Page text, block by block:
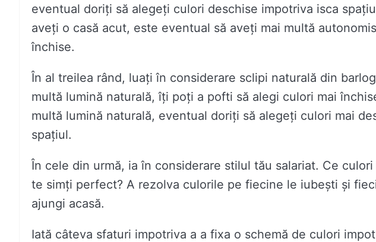
eventual doriți să alegeți culori deschise impotriva isca
aveți o casă acut, este eventual să aveți mai multă
închise.
În al treilea rând, luați în considerare sclipi naturală din
multă lumină naturală, îți poți a pofti să alegi culori mai
multă lumină naturală, eventual doriți să alegeți culori mai
spațiul.
În cele din urmă, ia în considerare stilul tău salariat. Ce
te simți perfect? A rezolva culorile pe fiecine le iubești și
ajungi acasă.
Iată câteva sfaturi impotriva a a fixa o schemă de culori